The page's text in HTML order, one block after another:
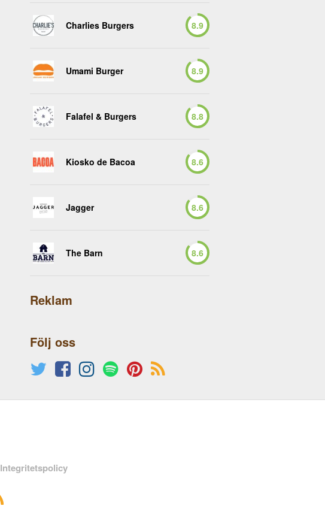
Charlies Burgers 8.9
Umami Burger 8.9
Falafel & Burgers 8.8
Kiosko de Bacoa 8.6
Jagger 8.6
The Barn 8.6
Reklam
Följ oss
Integritetspolicy